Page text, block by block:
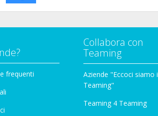
frequenti
Collabora con
Teaming
Aziende "Eccoci siamo i
Teaming"
Teaming 4 Teaming